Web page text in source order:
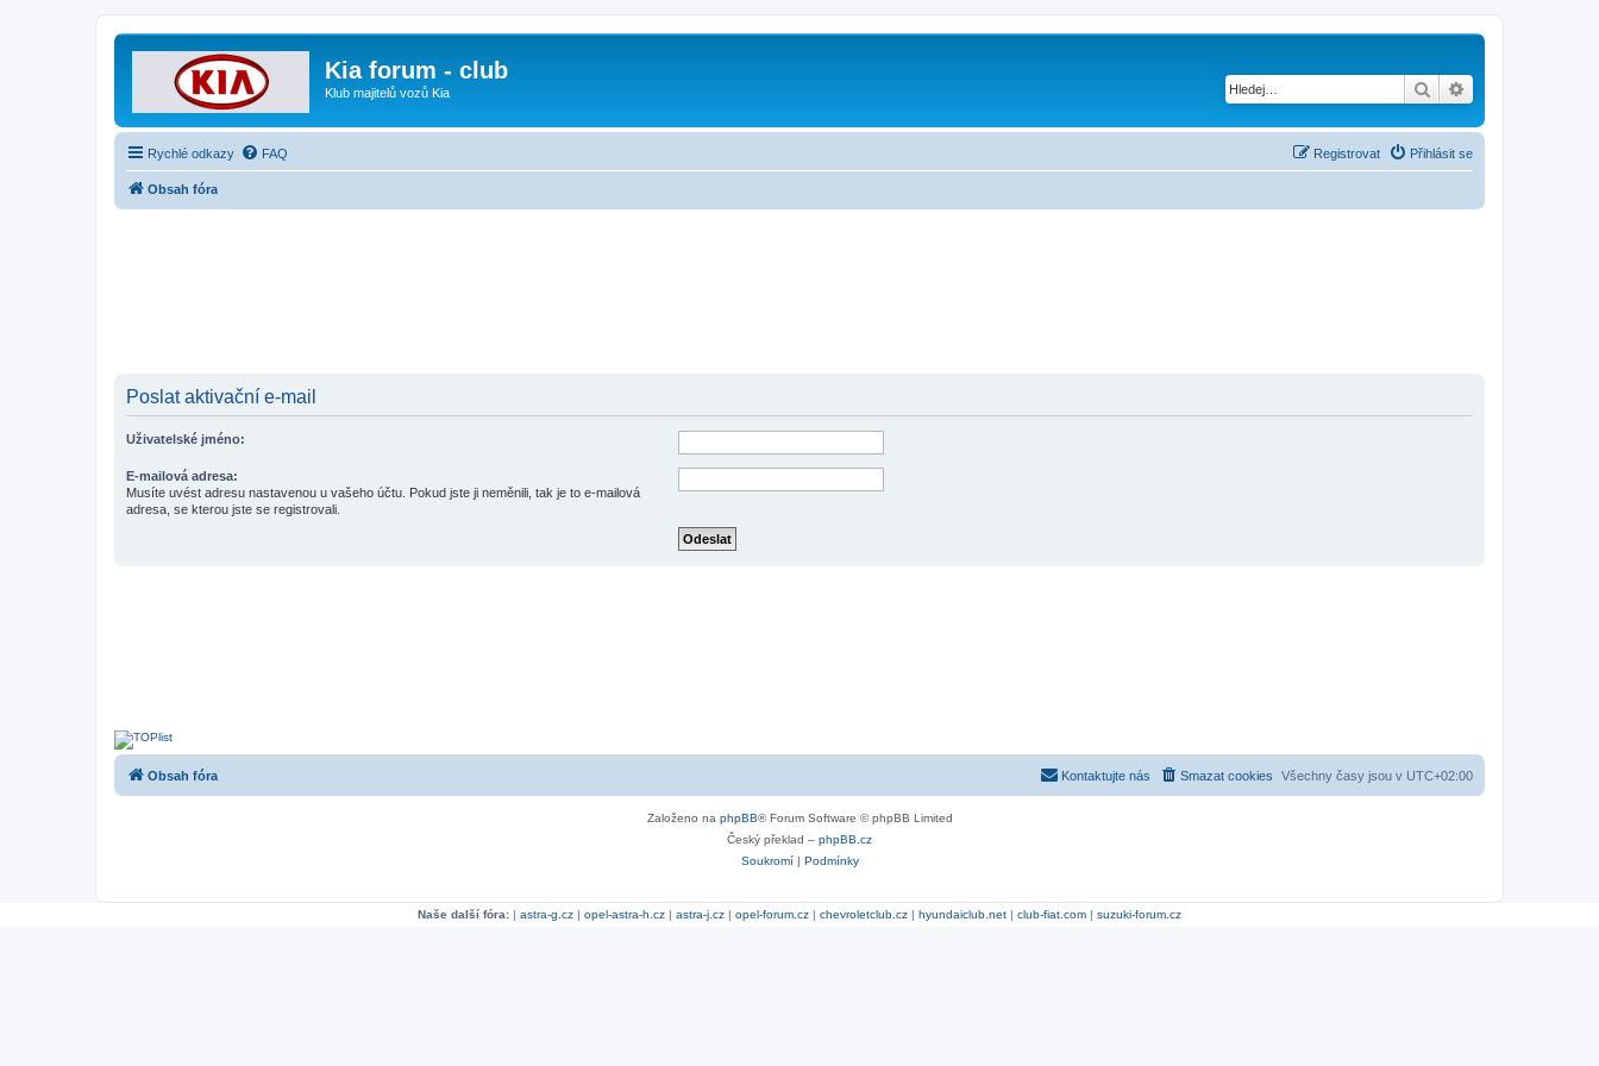
Kia forum - club
Klub majitelů vozů Kia Hledat
Rychlé odkazy FAQ Přihlásit se
Registrovat
Obsah fóra
Poslat aktivační e-mail
Uživatelské jméno:
E-mailová adresa:
Musíte uvést adresu nastavenou u vašeho účtu. Pokud jste ji neměnili, tak je to e-mailová
adresa, se kterou jste se registrovali.
Obsah fóra Všechny časy jsou v UTC+02:00
Smazat cookies
Kontaktujte nás
Založeno na phpBB® Forum Software © phpBB Limited
Český překlad – phpBB.cz
Soukromí| Podmínky
Naše další fóra: | astra-g.cz | opel-astra-h.cz | astra-j.cz | opel-forum.cz | chevroletclub.cz | hyundaiclub.net | club-fiat.com | suzuki-forum.cz